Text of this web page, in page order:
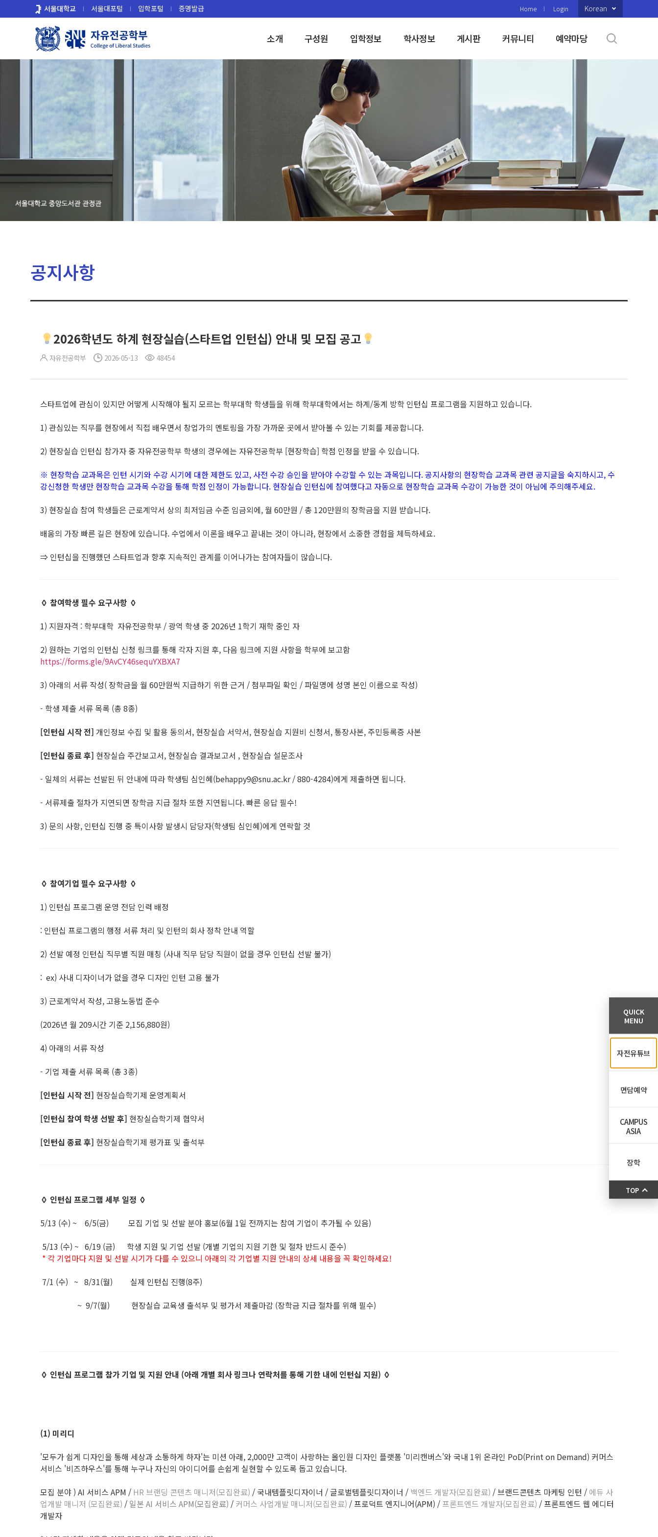
로
서울대학교 서울대포털 입학포털 증명발급 Home Login Korean
소개 구성원 입학정보 학사정보 게시판 커뮤니티 예약마당
공지사항
2026학년도 하계 현장실습(스타트업 인턴십) 안내 및 모집 공고
자유전공학부 2026-05-13 48454
스타트업에 관심이 있지만 어떻게 시작해야 될지 모르는 학부대학 학생들을 위해 학부대학에서는 하계/동계 방학 인턴십 프로그램을 지원하고 있습니다.
1) 관심있는 직무를 현장에서 직접 배우면서 창업가의 멘토링을 가장 가까운 곳에서 받아볼 수 있는 기회를 제공합니다.
2) 현장실습 인턴십 참가자 중 자유전공학부 학생의 경우에는 자유전공학부 [현장학습] 학점 인정을 받을 수 있습니다.
※ 현장학습 교과목은 인턴 시기와 수강 시기에 대한 제한도 있고, 사전 수강 승인을 받아야 수강할 수 있는 과목입니다. 공지사항의 현장학습 교과목 관련 공지글을 숙지하시고, 수
강신청한 학생만 현장학습 교과목 수강을 통해 학점 인정이 가능합니다. 현장실습 인턴십에 참여했다고 자동으로 현장학습 교과목 수강이 가능한 것이 아님에 주의해주세요.
3) 현장실습 참여 학생들은 근로계약서 상의 최저임금 수준 임금외에, 월 60만원 / 총 120만원의 장학금을 지원 받습니다.
배움의 가장 빠른 길은 현장에 있습니다. 수업에서 이론을 배우고 끝내는 것이 아니라, 현장에서 소중한 경험을 체득하세요.
⇒ 인턴십을 진행했던 스타트업과 향후 지속적인 관계를 이어나가는 참여자들이 많습니다.
◊ 참여학생 필수 요구사항 ◊
1) 지원자격 : 학부대학 자유전공학부 / 광역 학생 중 2026년 1학기 재학 중인 자
2) 원하는 기업의 인턴십 신청 링크를 통해 각자 지원 후, 다음 링크에 지원 사항을 학부에 보고함
https://forms.gle/9AvCY46sequYXBXA7
3) 아래의 서류 작성( 장학금을 월 60만원씩 지급하기 위한 근거 / 첨부파일 확인 / 파일명에 성명 본인 이름으로 작성)
- 학생 제출 서류 목록 (총 8종)
[인턴십 시작 전] 개인정보 수집 및 활용 동의서, 현장실습 서약서, 현장실습 지원비 신청서, 통장사본, 주민등록증 사본
[인턴십 종료 후] 현장실습 주간보고서, 현장실습 결과보고서 , 현장실습 설문조사
- 일체의 서류는 선발된 뒤 안내에 따라 학생팀 심인혜(behappy9@snu.ac.kr / 880-4284)에게 제출하면 됩니다.
- 서류제출 절차가 지연되면 장학금 지급 절차 또한 지연됩니다. 빠른 응답 필수!
3) 문의 사항, 인턴십 진행 중 특이사항 발생시 담당자(학생팀 심인혜)에게 연락할 것
◊ 참여기업 필수 요구사항 ◊
1) 인턴십 프로그램 운영 전담 인력 배정
: 인턴십 프로그램의 행정 서류 처리 및 인턴의 회사 정착 안내 역할
2) 선발 예정 인턴십 직무별 직원 매칭 (사내 직무 담당 직원이 없을 경우 인턴십 선발 불가)
: ex) 사내 디자이너가 없을 경우 디자인 인턴 고용 불가
3) 근로계약서 작성, 고용노동법 준수
(2026년 월 209시간 기준 2,156,880원)
4) 아래의 서류 작성
- 기업 제출 서류 목록 (총 3종)
[인턴십 시작 전] 현장실습학기제 운영계획서
[인턴십 참여 학생 선발 후] 현장실습학기제 협약서
[인턴십 종료 후] 현장실습학기제 평가표 및 출석부
◊ 인턴십 프로그램 세부 일정 ◊
5/13 (수) ~ 6/5(금) 모집 기업 및 선발 분야 홍보(6월 1일 전까지는 참여 기업이 추가될 수 있음)
5/13 (수) ~ 6/19 (금) 학생 지원 및 기업 선발 (개별 기업의 지원 기한 및 절차 반드시 준수)
* 각 기업마다 지원 및 선발 시기가 다를 수 있으니 아래의 각 기업별 지원 안내의 상세 내용을 꼭 확인하세요!
7/1 (수) ~ 8/31(월) 실제 인턴십 진행(8주)
~ 9/7(월) 현장실습 교육생 출석부 및 평가서 제출마감 (장학금 지급 절차를 위해 필수)
◊ 인턴십 프로그램 참가 기업 및 지원 안내 (아래 개별 회사 링크나 연락처를 통해 기한 내에 인턴십 지원) ◊
(1) 미리디
'모두가 쉽게 디자인을 통해 세상과 소통하게 하자'는 미션 아래, 2,000만 고객이 사랑하는 올인원 디자인 플랫폼 '미리캔버스'와 국내 1위 온라인 PoD(Print on Demand) 커머스
서비스 '비즈하우스'를 통해 누구나 자신의 아이디어를 손쉽게 실현할 수 있도록 돕고 있습니다.
모집 분야 ) AI 서비스 APM / HR 브랜딩 콘텐츠 매니저(모집완료) / 국내템플릿디자이너 / 글로벌템플릿디자이너 / 백엔드 개발자(모집완료) / 브랜드콘텐츠 마케팅 인턴 / 에듀 사
업개발 매니저 (모집완료) / 일본 AI 서비스 APM(모집완료) / 커머스 사업개발 매니저(모집완료) / 프로덕트 엔지니어(APM) / 프론트엔드 개발자(모집완료) / 프론트엔드 웹 에디터
개발자
QUICK
MENU
자전유튜브
면담예약
CAMPUS
ASIA
장학
TOP